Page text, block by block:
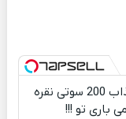
هدیه جذاب 200 سوتی نقره
باری تو !!!